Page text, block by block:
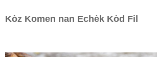
Kòz Komen nan Echèk Kòd Fil